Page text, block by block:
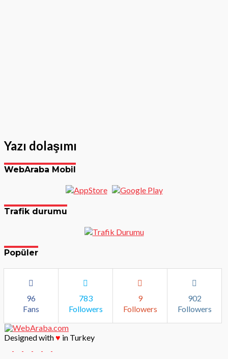
Yazı dolaşımı
WebAraba Mobil
Trafik durumu
Popüler
96
Fans
783
Followers
9
Followers
902
Followers
Designed with♥ in Turkey